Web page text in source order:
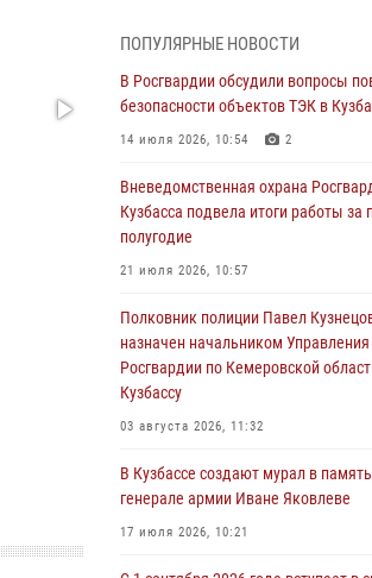
Генерал-полковник Олег Плохой
специалистов организационно-
подразделений Росгвардии с
профессиональным праздником
С 1 сентября 2026 года вступает в
федеральный закон о частной
Росгвардейцы задержали
виновника причинения ножевого
кемеровчанину
06 августа 2026, 09:18
Росгвардейцы задержали мужчину,
повредившего имущество горожанки
06 августа 2026, 08:17
ПОПУЛЯРНЫЕ НОВОСТИ
В Росгвардии обсудили вопросы
безопасности объектов ТЭК в
14 июля 2026, 10:54 2
Вневедомственная охрана
Кузбасса подвела итоги работы за
полугодие
21 июля 2026, 10:57
Полковник полиции Павел
назначен начальником Управления
Росгвардии по Кемеровской
Кузбассу
03 августа 2026, 11:32
В Кузбассе создают мурал в
генерале армии Иване Яковлеве
17 июля 2026, 10:21